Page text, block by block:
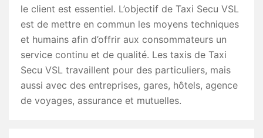
le client est essentiel. L’objectif de Taxi Secu VSL
est de mettre en commun les moyens techniques
et humains afin d’offrir aux consommateurs un
service continu et de qualité. Les taxis de Taxi
Secu VSL travaillent pour des particuliers, mais
aussi avec des entreprises, gares, hôtels, agence
de voyages, assurance et mutuelles.